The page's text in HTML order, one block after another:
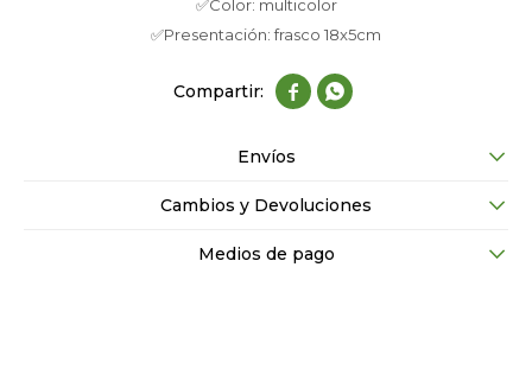
✅Color: multicolor
✅Presentación: frasco 18x5cm
 
Envíos
Cambios y Devoluciones
Medios de pago